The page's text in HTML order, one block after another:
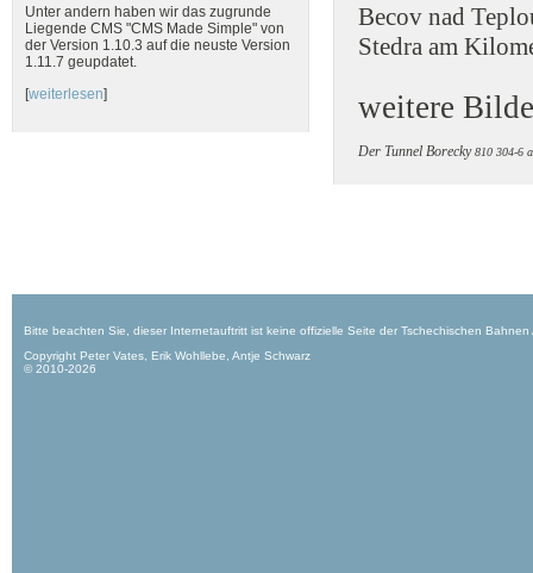
Unter andern haben wir das zugrunde
Liegende CMS "CMS Made Simple" von
der Version 1.10.3 auf die neuste Version
1.11.7 geupdatet.
[weiterlesen]
Becov nad
Stedra am
weitere
Der Tunnel Borecky 810 304-6
Bitte beachten Sie, dieser Internetauftritt ist keine offizielle Seite der Tschechischen
Copyright Peter Vates, Erik Wohllebe, Antje Schwarz
© 2010-2026